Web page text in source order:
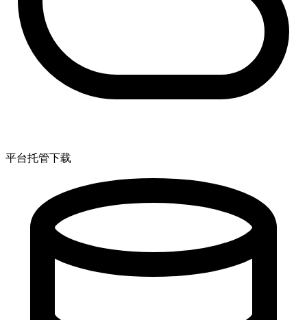
平台托管下载